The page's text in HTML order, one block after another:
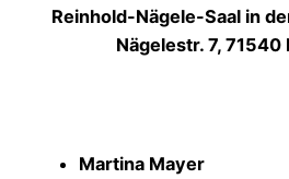
Reinhold-Nägele-Saal in
Nägelestr. 7,
Martina